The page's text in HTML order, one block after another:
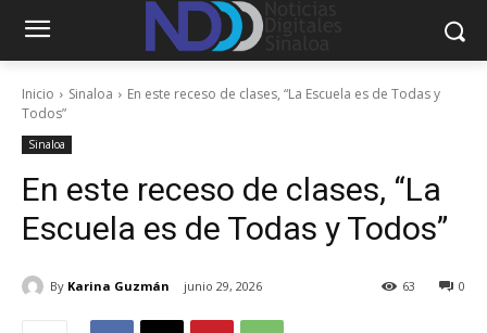
Inicio Sinaloa
En este receso de clases, “La Escuela es de Todas y
Todos”
Sinaloa
En este receso de clases, “La
Escuela es de Todas y Todos”
By Karina Guzmán junio 29, 2026 0
63